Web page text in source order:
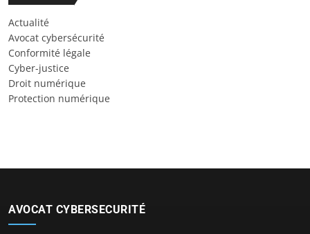
Actualité
Avocat cybersécurité
Conformité légale
Cyber-justice
Droit numérique
Protection numérique
AVOCAT CYBERSECURITÉ